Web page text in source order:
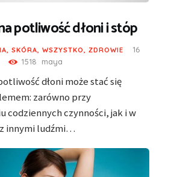
potliwość dłoni i stóp
SKÓRA WSZYSTKO ZDROWIE
16
1518 maya
dłoni może stać się
zarówno przy
codziennych czynności, jak i w
innymi ludźmi…